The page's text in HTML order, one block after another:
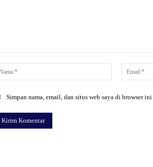
Nama:*
Simpan nama, email, dan situs web saya di browser